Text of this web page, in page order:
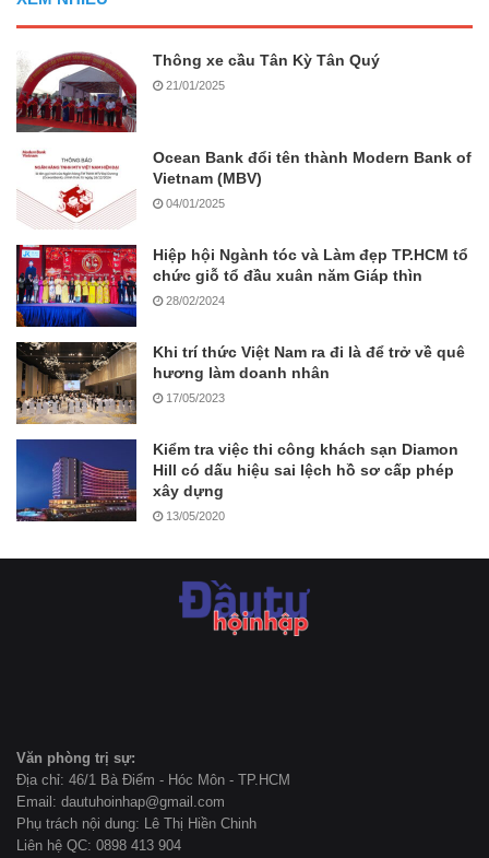
Thông xe cầu Tân Kỳ Tân Quý
21/01/2025
Ocean Bank đổi tên thành Modern Bank of
Vietnam (MBV)
04/01/2025
Hiệp hội Ngành tóc và Làm đẹp TP.HCM tổ
chức giỗ tổ đầu xuân năm Giáp thìn
28/02/2024
Khi trí thức Việt Nam ra đi là để trở về quê
hương làm doanh nhân
17/05/2023
Kiểm tra việc thi công khách sạn Diamon
Hill có dấu hiệu sai lệch hồ sơ cấp phép
xây dựng
13/05/2020
Văn phòng trị sự:
Địa chỉ: 46/1 Bà Điểm - Hóc Môn - TP.HCM
Email: dautuhoinhap@gmail.com
Phụ trách nội dung: Lê Thị Hiền Chinh
Liên hệ QC: 0898 413 904